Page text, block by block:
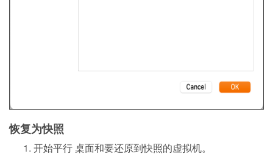
恢复为快照
开始平行 桌面和要还原到快照的虚拟机。